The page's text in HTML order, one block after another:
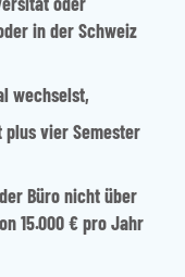
in der Schweiz
wechselst,
plus vier Semester
Büro nicht über
15.000 € pro Jahr